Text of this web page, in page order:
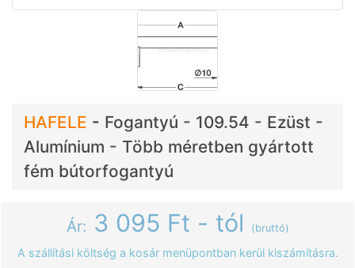
HAFELE - Fogantyú - 109.54 - Ezüst -
Alumínium - Több méretben gyártott
fém bútorfogantyú
Ár: 3 095 Ft - tól (bruttó)
A szállítási költség a kosár menüpontban kerül kiszámításra.